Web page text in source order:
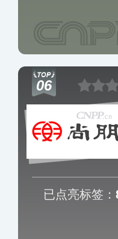
06
已点亮标签：